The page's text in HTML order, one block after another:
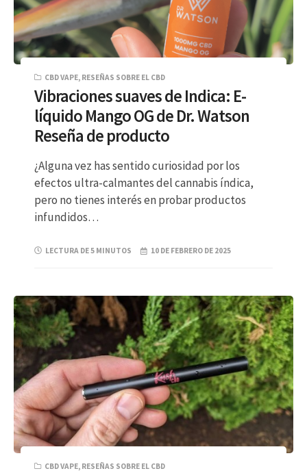
CBD VAPE, RESEÑAS SOBRE EL CBD
Vibraciones suaves de Indica: E-
líquido Mango OG de Dr. Watson
Reseña de producto
¿Alguna vez has sentido curiosidad por los
efectos ultra-calmantes del cannabis índica,
pero no tienes interés en probar productos
infundidos…
LECTURA DE 5 MINUTOS 10 DE FEBRERO DE 2025
CBD VAPE, RESEÑAS SOBRE EL CBD